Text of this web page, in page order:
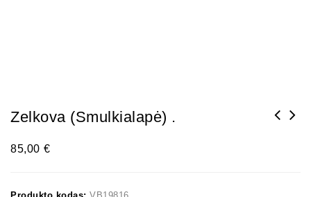
Zelkova (smulkialapė) .
85,00 €